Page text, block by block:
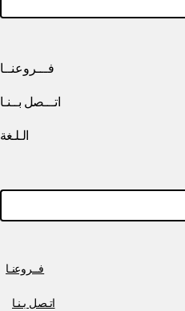
فـــروعنــا
اتـــصل بــنـا
الـلـغة
فــروعنـا
اتـصل بـنـا